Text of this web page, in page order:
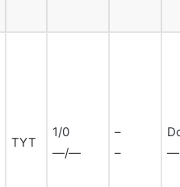
TYT
1/0
—/—
–
–
—